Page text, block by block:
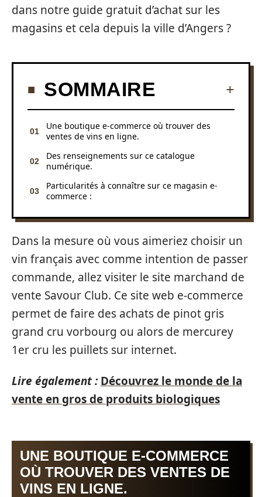
dans notre guide gratuit d’achat sur les
magasins et cela depuis la ville d’Angers ?
SOMMAIRE
Une boutique e-commerce où trouver des
ventes de vins en ligne.
Des renseignements sur ce catalogue
numérique.
Particularités à connaître sur ce magasin e-
commerce :
Dans la mesure où vous aimeriez choisir un
vin français avec comme intention de passer
commande, allez visiter le site marchand de
vente Savour Club. Ce site web e-commerce
permet de faire des achats de pinot gris
grand cru vorbourg ou alors de mercurey
1er cru les puillets sur internet.
Lire également : Découvrez le monde de la
vente en gros de produits biologiques
UNE BOUTIQUE E-COMMERCE
OÙ TROUVER DES VENTES DE
VINS EN LIGNE.